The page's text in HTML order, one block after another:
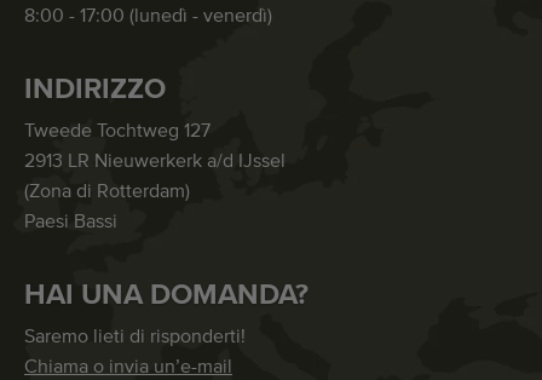
8:00 - 17:00 (lunedì - venerdì)
INDIRIZZO
Tweede Tochtweg 127
2913 LR Nieuwerkerk a/d IJssel
(Zona di Rotterdam)
Paesi Bassi
HAI UNA DOMANDA?
Saremo lieti di risponderti!
Chiama o invia un’e-mail